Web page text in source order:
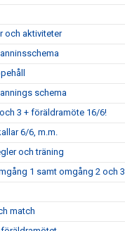
och aktiviteter
schema
3 + föräldramöte 16/6!
6/6, m.m.
och träning
1 samt omgång 2 och 3
match